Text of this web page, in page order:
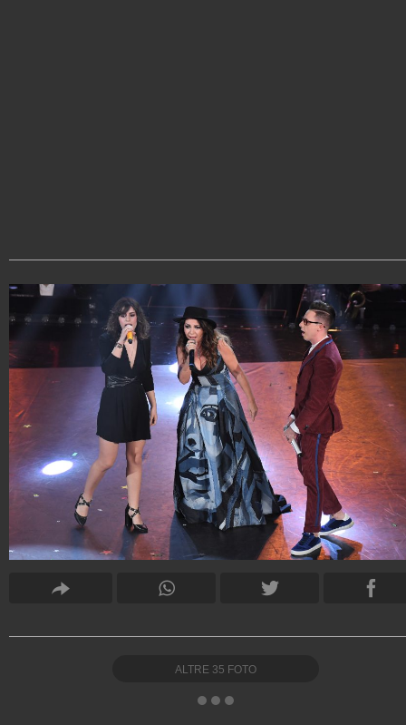
ALTRE 35 FOTO